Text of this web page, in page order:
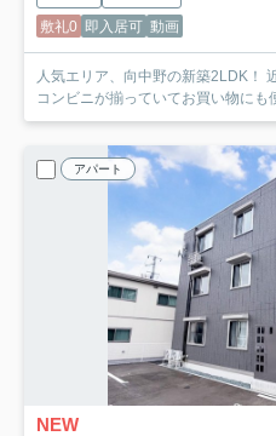
敷礼0 即入居可 動画
人気エリア、向中野の新築2LDK！ 近くにスーパー、ドラックストア、
コンビニが揃っていてお買い物にも
アパート
NEW